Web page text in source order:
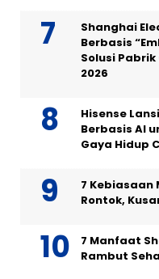
Shanghai
Berbasis
Solusi
2026
Hisense
Berbasis AI
Gaya Hidup
7 Kebiasaan
Rontok,
7 Manfaat
Rambut